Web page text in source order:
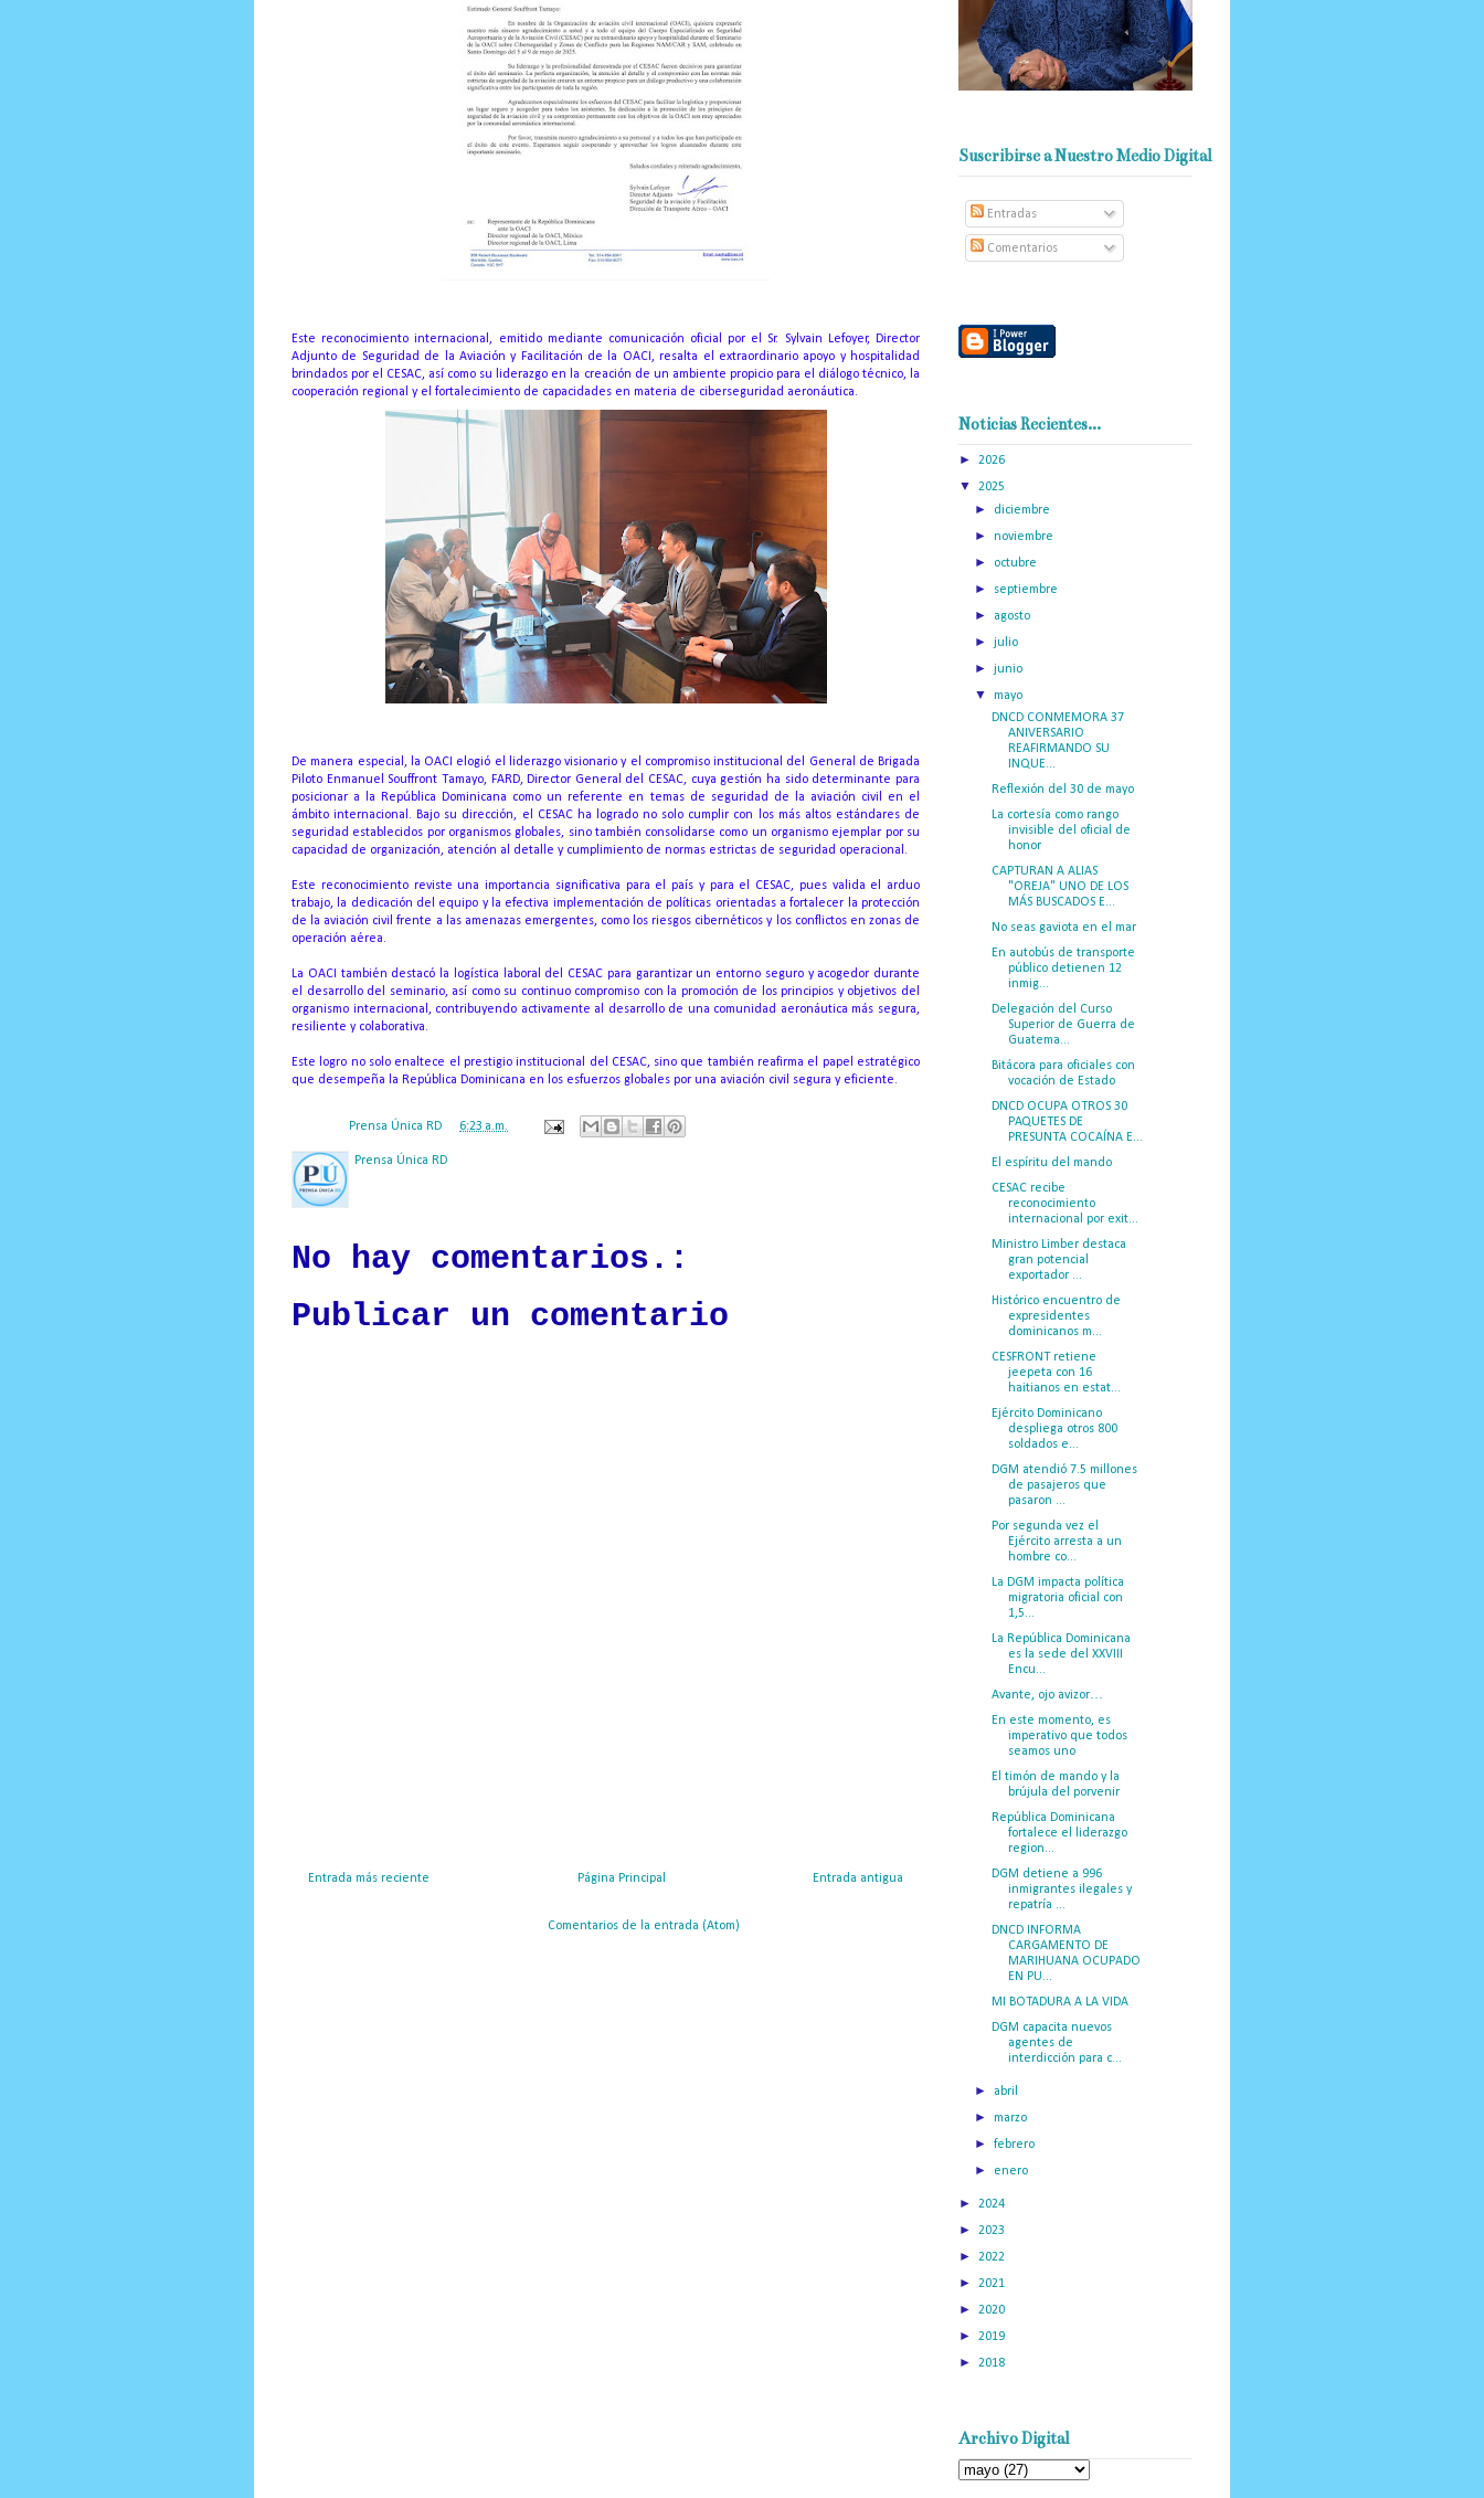
Este reconocimiento internacional, emitido mediante comunicación oficial por el Sr. Sylvain Lefoyer, Director
Adjunto de Seguridad de la Aviación y Facilitación de la OACI, resalta el extraordinario apoyo y hospitalidad
brindados por el CESAC, así como su liderazgo en la creación de un ambiente propicio para el diálogo técnico, la
cooperación regional y el fortalecimiento de capacidades en materia de ciberseguridad aeronáutica.
De manera especial, la OACI elogió el liderazgo visionario y el compromiso institucional del General de Brigada
Piloto Enmanuel Souffront Tamayo, FARD, Director General del CESAC, cuya gestión ha sido determinante para
posicionar a la República Dominicana como un referente en temas de seguridad de la aviación civil en el
ámbito internacional. Bajo su dirección, el CESAC ha logrado no solo cumplir con los más altos estándares de
seguridad establecidos por organismos globales, sino también consolidarse como un organismo ejemplar por su
capacidad de organización, atención al detalle y cumplimiento de normas estrictas de seguridad operacional.
Este reconocimiento reviste una importancia significativa para el país y para el CESAC, pues valida el arduo
trabajo, la dedicación del equipo y la efectiva implementación de políticas orientadas a fortalecer la protección
de la aviación civil frente a las amenazas emergentes, como los riesgos cibernéticos y los conflictos en zonas de
operación aérea.
La OACI también destacó la logística laboral del CESAC para garantizar un entorno seguro y acogedor durante
el desarrollo del seminario, así como su continuo compromiso con la promoción de los principios y objetivos del
organismo internacional, contribuyendo activamente al desarrollo de una comunidad aeronáutica más segura,
resiliente y colaborativa.
Este logro no solo enaltece el prestigio institucional del CESAC, sino que también reafirma el papel estratégico
que desempeña la República Dominicana en los esfuerzos globales por una aviación civil segura y eficiente.
Prensa Única RD 6:23 a.m.
Prensa Única RD
No hay comentarios.:
Publicar un comentario
Entrada más reciente Entrada antigua
Página Principal
Comentarios de la entrada (Atom)
Suscribirse a Nuestro Medio Digital
Entradas
Comentarios
Noticias Recientes...
► 2026
▼ 2025
► diciembre
►noviembre
► octubre
► septiembre
► agosto
►julio
►junio
▼mayo
DNCD CONMEMORA 37
ANIVERSARIO
REAFIRMANDO SU
INQUE...
Reflexión del 30 de mayo
La cortesía como rango
invisible del oficial de
honor
CAPTURAN A ALIAS
"OREJA" UNO DE LOS
MÁS BUSCADOS E...
No seas gaviota en el mar
En autobús de transporte
público detienen 12
inmig...
Delegación del Curso
Superior de Guerra de
Guatema...
Bitácora para oficiales con
vocación de Estado
DNCD OCUPA OTROS 30
PAQUETES DE
PRESUNTA COCAÍNA E...
El espíritu del mando
CESAC recibe
reconocimiento
internacional por exit...
Ministro Limber destaca
gran potencial
exportador ...
Histórico encuentro de
expresidentes
dominicanos m...
CESFRONT retiene
jeepeta con 16
haitianos en estat...
Ejército Dominicano
despliega otros 800
soldados e...
DGM atendió 7.5 millones
de pasajeros que
pasaron ...
Por segunda vez el
Ejército arresta a un
hombre co...
La DGM impacta política
migratoria oficial con
1,5...
La República Dominicana
es la sede del XXVIII
Encu...
Avante, ojo avizor…
En este momento, es
imperativo que todos
seamos uno
El timón de mando y la
brújula del porvenir
República Dominicana
fortalece el liderazgo
region...
DGM detiene a 996
inmigrantes ilegales y
repatría ...
DNCD INFORMA
CARGAMENTO DE
MARIHUANA OCUPADO
EN PU...
MI BOTADURA A LA VIDA
DGM capacita nuevos
agentes de
interdicción para c...
► abril
►marzo
►febrero
► enero
► 2024
► 2023
► 2022
► 2021
► 2020
► 2019
► 2018
Archivo Digital